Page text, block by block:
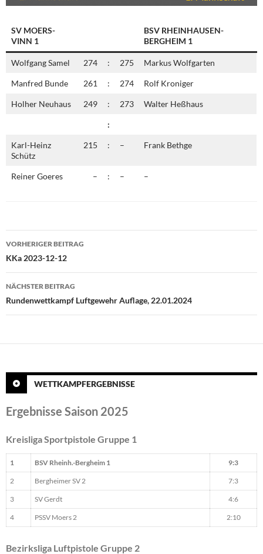
SV MOERS-
VINN 1
BSV RHEINHAUSEN-
BERGHEIM 1
Wolfgang Samel 274 : 275 Markus Wolfgarten
Manfred Bunde 261 : 274 Rolf Kroniger
Holher Neuhaus 249 : 273 Walter Heßhaus
:
Karl-Heinz
Schütz
215 : – Frank Bethge
Reiner Goeres – : – –
Beitragsnavigation
VORHERIGER BEITRAG
KKa 2023-12-12
NÄCHSTER BEITRAG
Rundenwettkampf Luftgewehr Auflage, 22.01.2024
WETTKAMPFERGEBNISSE
Ergebnisse Saison 2025
Kreisliga Sportpistole Gruppe 1
1 BSV Rheinh.-Bergheim 1 9:3
2 Bergheimer SV 2 7:3
3 SV Gerdt 4:6
4 PSSV Moers 2 2:10
Bezirksliga Luftpistole Gruppe 2